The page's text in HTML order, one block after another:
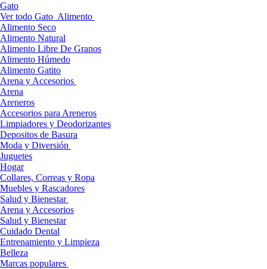
Gato
Ver todo Gato Alimento
Alimento Seco
Alimento Natural
Alimento Libre De Granos
Alimento Húmedo
Alimento Gatito
Arena y Accesorios
Arena
Areneros
Accesorios para Areneros
Limpiadores y Deodorizantes
Depositos de Basura
Moda y Diversión
Juguetes
Hogar
Collares, Correas y Ropa
Muebles y Rascadores
Salud y Bienestar
Arena y Accesorios
Salud y Bienestar
Cuidado Dental
Entrenamiento y Limpieza
Belleza
Marcas populares